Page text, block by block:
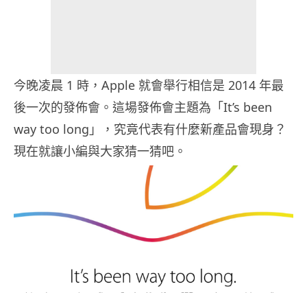
今晚凌晨 1 時，Apple 就會舉行相信是 2014 年最
後一次的發佈會。這場發佈會主題為「It’s been
way too long」，究竟代表有什麼新產品會現身？
現在就讓小編與大家猜一猜吧。